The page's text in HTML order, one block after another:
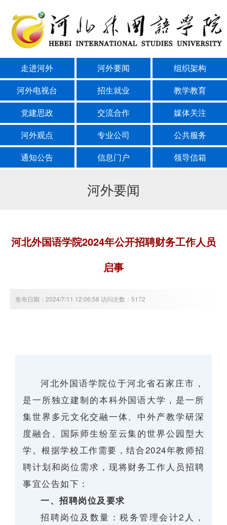
走进河外 河外要闻
组织架构
河外电视台
招生就业
教学教育
党建思政
交流合作
媒体关注
河外观点
专业公司
公共服务
通知公告
信息门户 领导信箱
河外要闻
河北外国语学院2024年公开招聘财务工作人员
启事
发布日期：2024/7/11 12:06:58 访问次数：5172
河北外国语学院位于河北省石家庄市，
是一所独立建制的本科外国语大学，是一所
集世界多元文化交融一体、中外产教学研深
度融合、国际师生纷至云集的世界公园型大
学。根据学校工作需要，结合2024年教师招
聘计划和岗位需求，现将财务工作人员招聘
事宜公告如下：
一、招聘岗位及要求
招聘岗位及数量：税务管理会计2人，